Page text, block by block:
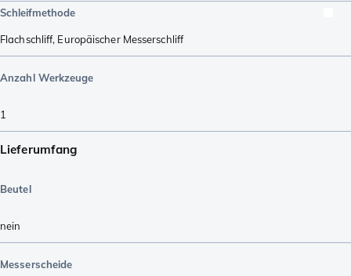
Schleifmethode
Flachschliff, Europäischer Messerschliff
Anzahl Werkzeuge
1
Lieferumfang
Beutel
nein
Messerscheide